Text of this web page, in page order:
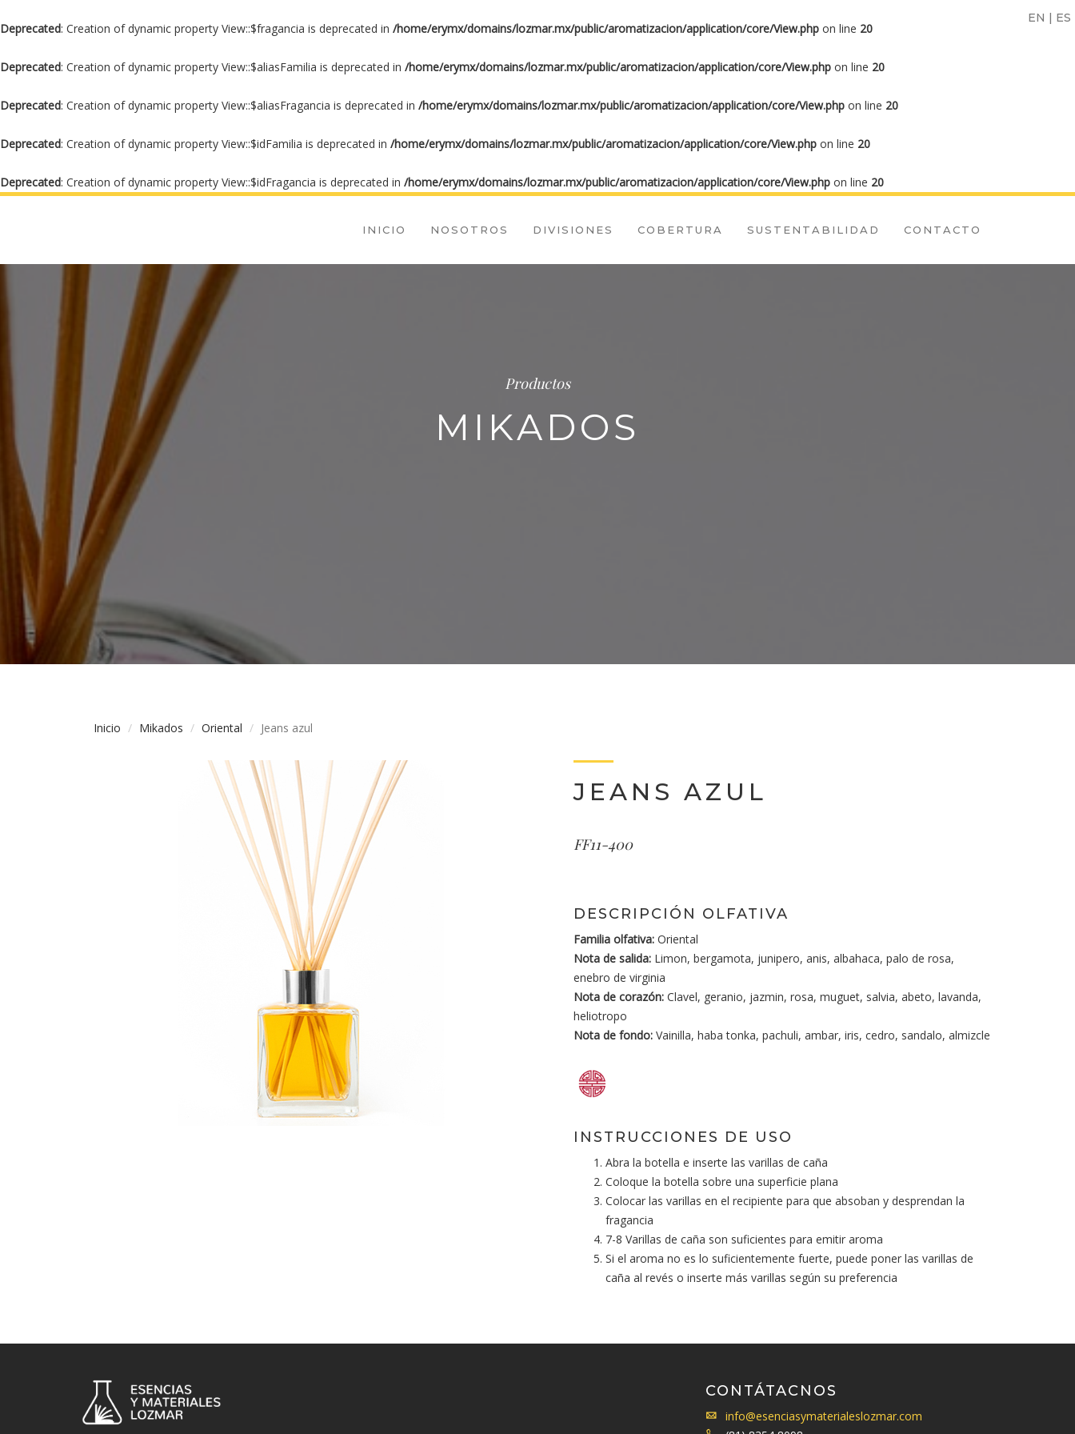
Deprecated: Creation of dynamic property View::$fragancia is deprecated in /home/erymx/domains/lozmar.mx/public/aromatizacion/application/core/View.php on line 20
Deprecated: Creation of dynamic property View::$aliasFamilia is deprecated in /home/erymx/domains/lozmar.mx/public/aromatizacion/application/core/View.php on line 20
Deprecated: Creation of dynamic property View::$aliasFragancia is deprecated in /home/erymx/domains/lozmar.mx/public/aromatizacion/application/core/View.php on line 20
Deprecated: Creation of dynamic property View::$idFamilia is deprecated in /home/erymx/domains/lozmar.mx/public/aromatizacion/application/core/View.php on line 20
Deprecated: Creation of dynamic property View::$idFragancia is deprecated in /home/erymx/domains/lozmar.mx/public/aromatizacion/application/core/View.php on line 20
EN | ES
INICIO NOSOTROS DIVISIONES COBERTURA SUSTENTABILIDAD CONTACTO
Productos
MIKADOS
Inicio Mikados Oriental Jeans azul
JEANS AZUL
FF11-400
DESCRIPCIÓN OLFATIVA
Familia olfativa: Oriental
Nota de salida: Limon, bergamota, junipero, anis, albahaca, palo de rosa,
enebro de virginia
Nota de corazón: Clavel, geranio, jazmin, rosa, muguet, salvia, abeto, lavanda,
heliotropo
Nota de fondo: Vainilla, haba tonka, pachuli, ambar, iris, cedro, sandalo, almizcle
INSTRUCCIONES DE USO
Abra la botella e inserte las varillas de caña
Coloque la botella sobre una superficie plana
Colocar las varillas en el recipiente para que absoban y desprendan la
fragancia
7-8 Varillas de caña son suficientes para emitir aroma
Si el aroma no es lo suficientemente fuerte, puede poner las varillas de
caña al revés o inserte más varillas según su preferencia
CONTÁTACNOS
info@esenciasymaterialeslozmar.com